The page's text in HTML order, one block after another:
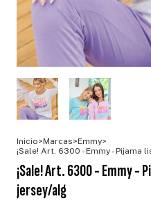
Inicio>Marcas>Emmy>
¡Sale! Art. 6300 - Emmy -
¡Sale! Art. 6300 - Emmy -
jersey/alg